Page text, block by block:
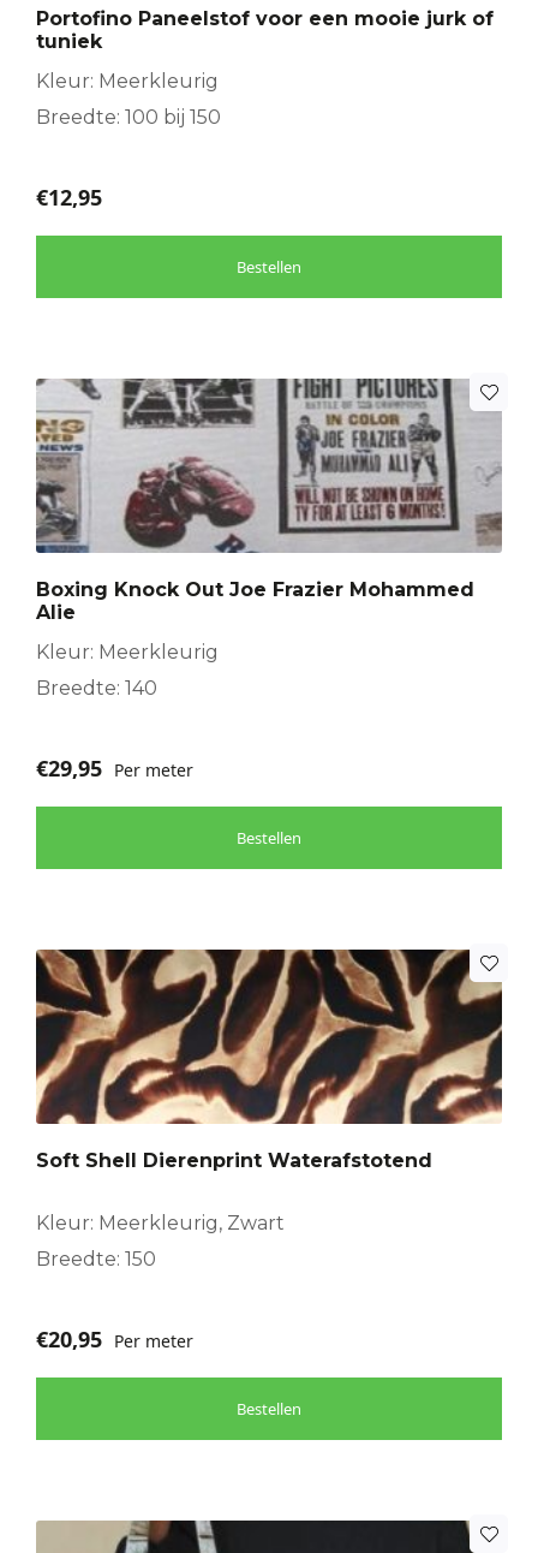
Portofino Paneelstof voor een mooie jurk of
tuniek
Kleur: Meerkleurig
Breedte: 100 bij 150
€12,95
Bestellen
Boxing Knock Out Joe Frazier Mohammed
Alie
Kleur: Meerkleurig
Breedte: 140
€29,95 Per meter
Bestellen
Soft Shell Dierenprint Waterafstotend
Kleur: Meerkleurig, Zwart
Breedte: 150
€20,95 Per meter
Bestellen